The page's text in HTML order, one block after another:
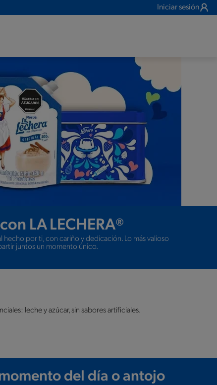
Iniciar sesión
LA LECHERA®
hecho por ti, con cariño y dedicación. Lo más valioso
juntos un momento único.
leche y azúcar, sin sabores artificiales.
del día o antojo